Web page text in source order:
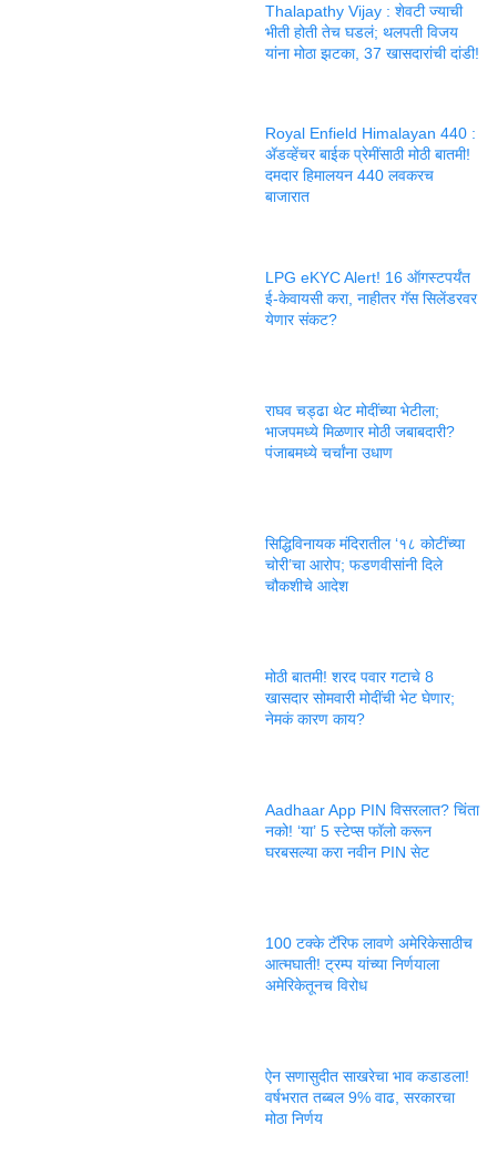
Thalapathy Vijay : शेवटी ज्याची
भीती होती तेच घडलं; थलपती विजय
यांना मोठा झटका, 37 खासदारांची दांडी!
Royal Enfield Himalayan 440 :
ॲडव्हेंचर बाईक प्रेमींसाठी मोठी बातमी!
दमदार हिमालयन 440 लवकरच
बाजारात
LPG eKYC Alert! 16 ऑगस्टपर्यंत
ई-केवायसी करा, नाहीतर गॅस सिलेंडरवर
येणार संकट?
राघव चड्ढा थेट मोदींच्या भेटीला;
भाजपमध्ये मिळणार मोठी जबाबदारी?
पंजाबमध्ये चर्चांना उधाण
सिद्धिविनायक मंदिरातील ‘१८ कोटींच्या
चोरी’चा आरोप; फडणवीसांनी दिले
चौकशीचे आदेश
मोठी बातमी! शरद पवार गटाचे 8
खासदार सोमवारी मोदींची भेट घेणार;
नेमकं कारण काय?
Aadhaar App PIN विसरलात? चिंता
नको! ‘या’ 5 स्टेप्स फॉलो करून
घरबसल्या करा नवीन PIN सेट
100 टक्के टॅरिफ लावणे अमेरिकेसाठीच
आत्मघाती! ट्रम्प यांच्या निर्णयाला
अमेरिकेतूनच विरोध
ऐन सणासुदीत साखरेचा भाव कडाडला!
वर्षभरात तब्बल 9% वाढ, सरकारचा
मोठा निर्णय